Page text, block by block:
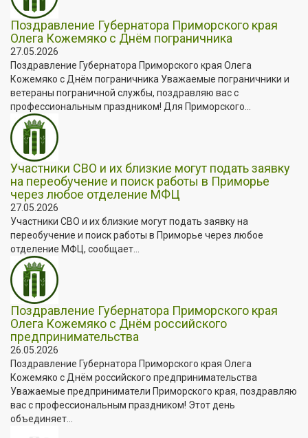
Поздравление Губернатора Приморского края
Олега Кожемяко с Днём пограничника
27.05.2026
Поздравление Губернатора Приморского края Олега
Кожемяко с Днём пограничника Уважаемые пограничники и
ветераны пограничной службы, поздравляю вас с
профессиональным праздником! Для Приморского...
Участники СВО и их близкие могут подать заявку
на переобучение и поиск работы в Приморье
через любое отделение МФЦ
27.05.2026
Участники СВО и их близкие могут подать заявку на
переобучение и поиск работы в Приморье через любое
отделение МФЦ, сообщает...
Поздравление Губернатора Приморского края
Олега Кожемяко с Днём российского
предпринимательства
26.05.2026
Поздравление Губернатора Приморского края Олега
Кожемяко с Днём российского предпринимательства
Уважаемые предприниматели Приморского края, поздравляю
вас с профессиональным праздником! Этот день
объединяет...